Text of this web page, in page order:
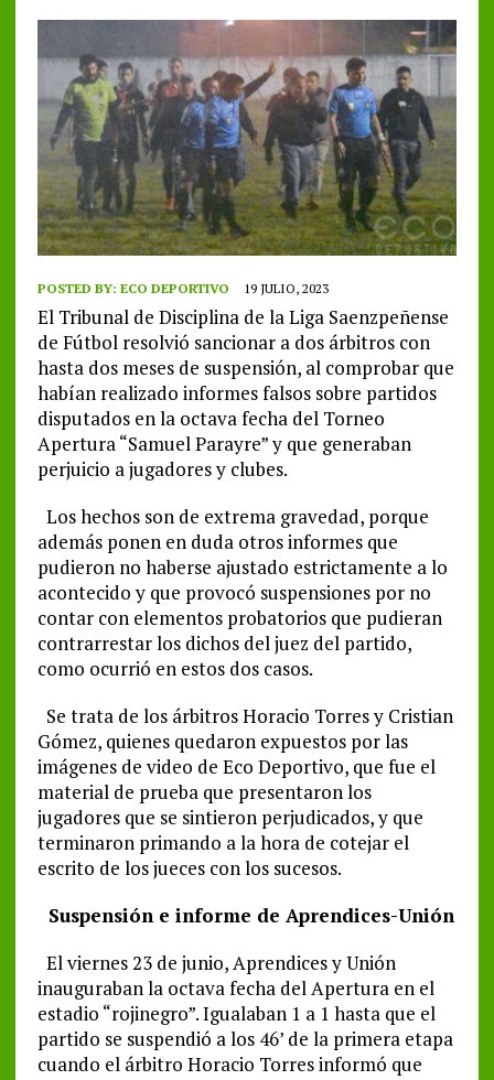
POSTED BY: ECO DEPORTIVO 19 JULIO, 2023
El Tribunal de Disciplina de la Liga Saenzpeñense
de Fútbol resolvió sancionar a dos árbitros con
hasta dos meses de suspensión, al comprobar que
habían realizado informes falsos sobre partidos
disputados en la octava fecha del Torneo
Apertura “Samuel Parayre” y que generaban
perjuicio a jugadores y clubes.
Los hechos son de extrema gravedad, porque
además ponen en duda otros informes que
pudieron no haberse ajustado estrictamente a lo
acontecido y que provocó suspensiones por no
contar con elementos probatorios que pudieran
contrarrestar los dichos del juez del partido,
como ocurrió en estos dos casos.
Se trata de los árbitros Horacio Torres y Cristian
Gómez, quienes quedaron expuestos por las
imágenes de video de Eco Deportivo, que fue el
material de prueba que presentaron los
jugadores que se sintieron perjudicados, y que
terminaron primando a la hora de cotejar el
escrito de los jueces con los sucesos.
Suspensión e informe de Aprendices-Unión
El viernes 23 de junio, Aprendices y Unión
inauguraban la octava fecha del Apertura en el
estadio “rojinegro”. Igualaban 1 a 1 hasta que el
partido se suspendió a los 46’ de la primera etapa
cuando el árbitro Horacio Torres informó que